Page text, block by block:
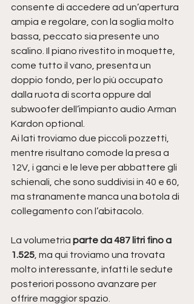
consente di accedere ad un’apertura
ampia e regolare, con la soglia molto
bassa, peccato sia presente uno
scalino. Il piano rivestito in moquette,
come tutto il vano, presenta un
doppio fondo, per lo più occupato
dalla ruota di scorta oppure dal
subwoofer dell’impianto audio Arman
Kardon optional.
Ai lati troviamo due piccoli pozzetti,
mentre risultano comode la presa a
12V, i ganci e le leve per abbattere gli
schienali, che sono suddivisi in 40 e 60,
ma stranamente manca una botola di
collegamento con l’abitacolo.
La volumetria parte da 487 litri fino a
1.525 , ma qui troviamo una trovata
molto interessante, infatti le sedute
posteriori possono avanzare per
offrire maggior spazio.